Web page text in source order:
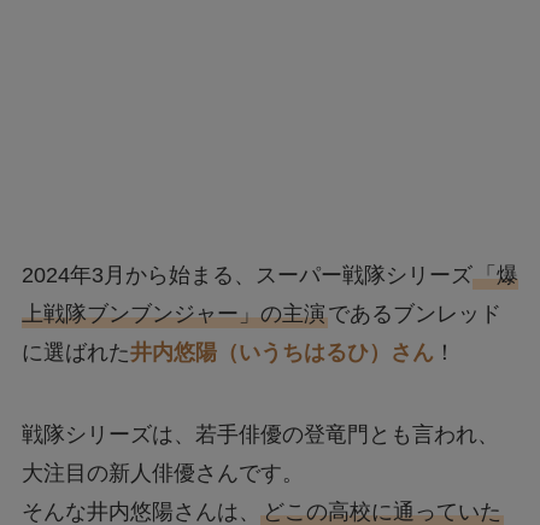
2024年3月から始まる、スーパー戦隊シリーズ「爆
上戦隊ブンブンジャー」の主演であるブンレッド
に選ばれた井内悠陽（いうちはるひ）さん ！
戦隊シリーズは、若手俳優の登竜門とも言われ、
大注目の新人俳優さんです。
そんな井内悠陽さんは、 どこの高校に通っていた